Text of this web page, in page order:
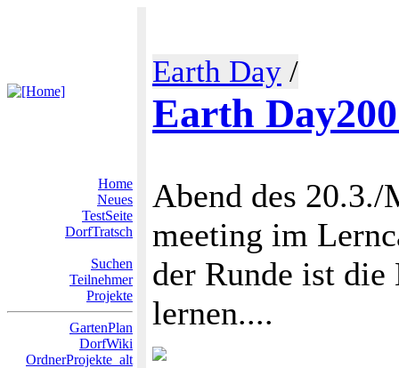
Earth Day /
Earth
Home
Neues
TestSeite
DorfTratsch
Suchen
Teilnehmer
Projekte
GartenPlan
DorfWiki
OrdnerProjekte_alt
Abend des 20.3./
meeting im
der Runde ist
lernen....